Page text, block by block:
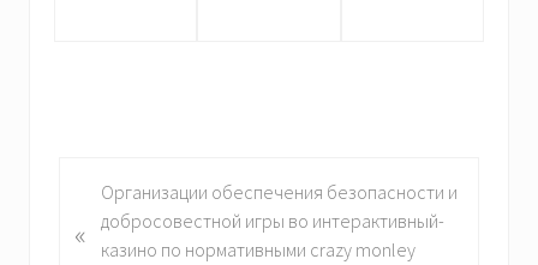
e
«
Организации обеспечения безопасности и
добросовестной игры во интерактивный-
казино по нормативными crazy monley